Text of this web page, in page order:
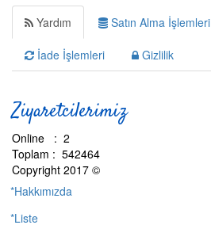
Yardım Satın Alma İşlemleri
İade İşlemleri Gizlilik
Ziyaretcilerimiz
Online : 2
Toplam : 542464
Copyright 2017 ©
*Hakkımızda
*Liste